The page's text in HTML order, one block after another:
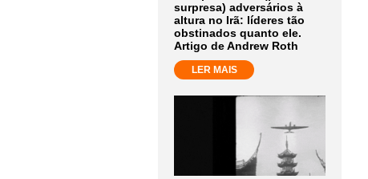
surpresa) adversários à
altura no Irã: líderes tão
obstinados quanto ele.
Artigo de Andrew Roth
LER MAIS